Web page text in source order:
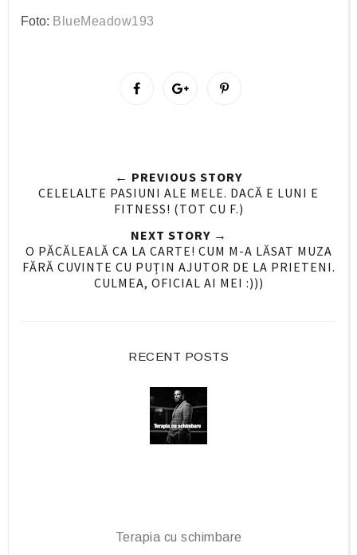
Foto: BlueMeadow193
O
n
a
c
e
k
O
n
o
o
g
l
← PREVIOUS STORY
CELELALTE PASIUNI ALE MELE. DACĂ E LUNI E
FITNESS! (TOT CU F.)
NEXT STORY →
O PĂCĂLEALĂ CA LA CARTE! CUM M-A LĂSAT MUZA
FĂRĂ CUVINTE CU PUȚIN AJUTOR DE LA PRIETENI.
CULMEA, OFICIAL AI MEI :)))
RECENT POSTS
Terapia cu schimbare